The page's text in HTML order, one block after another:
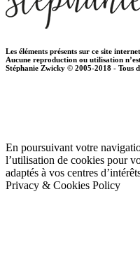
Les éléments présents sur ce site
Aucune reproduction ou utilisation
Stéphanie Zwicky © 2005-2018 - Tous
En poursuivant votre
l’utilisation de cookies pour
adaptés à vos centres
Privacy & Cookies Policy